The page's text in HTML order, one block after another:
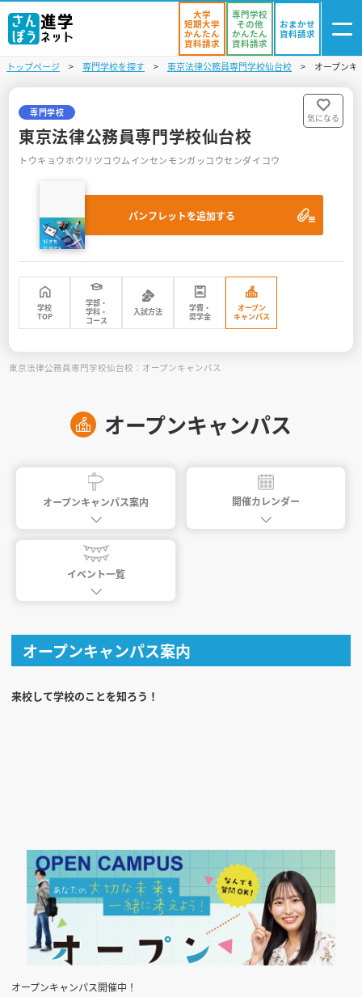
資料リスト
進学イベント
入試・受験入門
お役立ち情報
校内オンラインガイダンス
大学
短期大学
かんたん
資料請求
専門学校
その他
かんたん
資料請求
おまかせ
資料請求
トップページ 専門学校を探す 東京法律公務員専門学校仙台校 オープンキ
専門学校
東京法律公務員専門学校仙台校
トウキョウホウリツコウムインセンモンガッコウセンダイコウ
パンフレットを追加する
気になる
学校
TOP
学部・
学科・
コース
入試方法
学費・
奨学金
オープン
キャンパス
東京法律公務員専門学校仙台校：オープンキャンパス
オープンキャンパス
オープンキャンパス案内 開催カレンダー
イベント一覧
オープンキャンパス案内
来校して学校のことを知ろう！
オープンキャンパス開催中！